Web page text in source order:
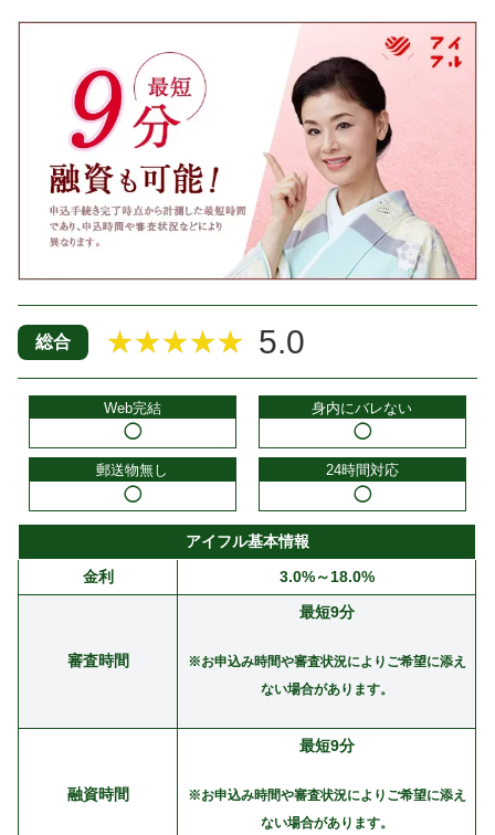
総合 ★★★★★ 5.0
Web完結
◯
身内にバレない
◯
郵送物無し
◯
24時間対応
◯
アイフル基本情報
金利
3.0%～18.0%
審査時間
最短9分
※お申込み時間や審査状況によりご希望に添え
ない場合があります。
融資時間
最短9分
※お申込み時間や審査状況によりご希望に添え
ない場合があります。